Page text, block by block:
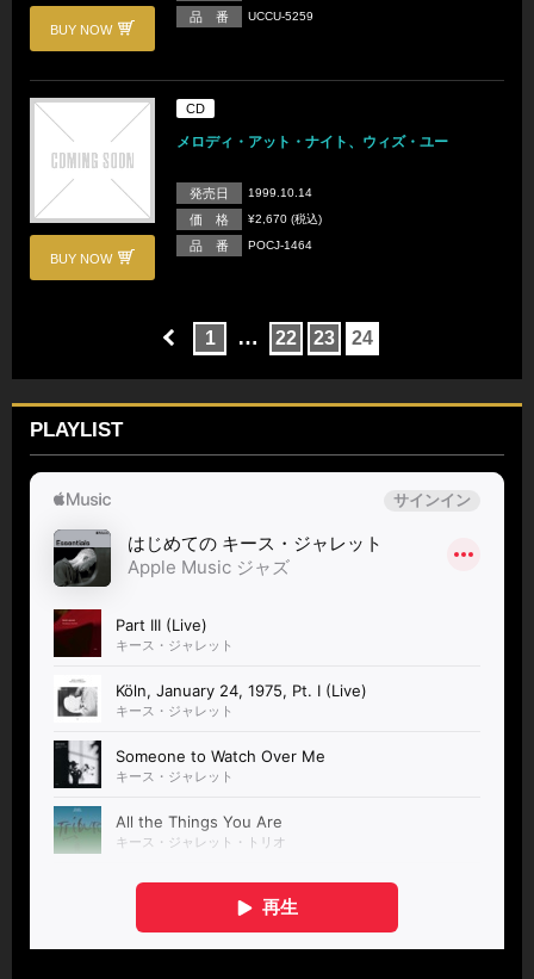
BUY NOW
品 番 UCCU-5259
BUY NOW
CD
メロディ・アット・ナイト、ウィズ・ユー
発売日 1999.10.14
価 格 ¥2,670 (税込)
品 番 POCJ-1464
1 … 22 23 24
PLAYLIST